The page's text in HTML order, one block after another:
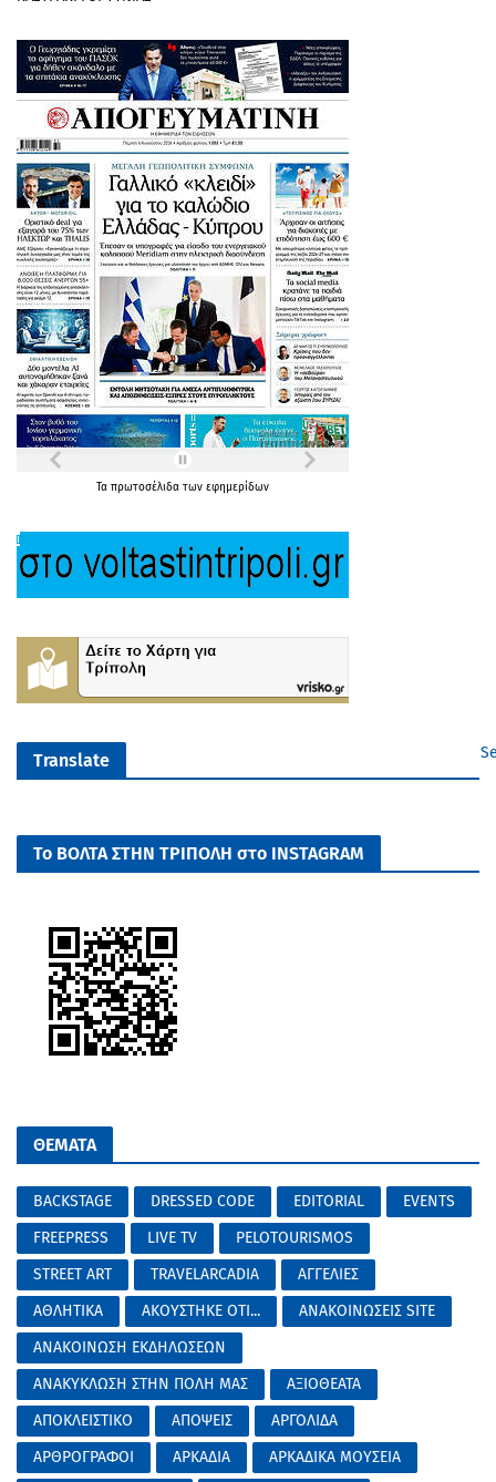
Τα πρωτοσέλιδα των εφημερίδων
Translate
Το ΒΟΛΤΑ ΣΤΗΝ ΤΡΙΠΟΛΗ στο INSTAGRAM
ΘΕΜΑΤΑ
BACKSTAGE DRESSED CODE EDITORIAL
EVENTS
FREEPRESS
LIVE TV
PELOTOURISMOS
STREET ART
TRAVELARCADIA
ΑΓΓΕΛΙΕΣ
ΑΘΛΗΤΙΚΑ
ΑΚΟΥΣΤΗΚΕ ΟΤΙ...
ΑΝΑΚΟΙΝΩΣΕΙΣ SITE
ΑΝΑΚΟΙΝΩΣΗ ΕΚΔΗΛΩΣΕΩΝ
ΑΝΑΚΥΚΛΩΣΗ ΣΤΗΝ ΠΟΛΗ ΜΑΣ
ΑΞΙΟΘΕΑΤΑ
ΑΠΟΚΛΕΙΣΤΙΚΟ
ΑΠΟΨΕΙΣ
ΑΡΓΟΛΙΔΑ
ΑΡΘΡΟΓΡΑΦΟΙ
ΑΡΚΑΔΙΑ
ΑΡΚΑΔΙΚΑ ΜΟΥΣΕΙΑ